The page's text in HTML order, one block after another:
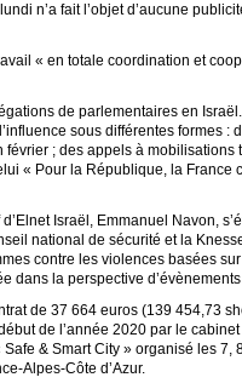
n’a fait l’objet d’aucune
« en totale coordination et
de parlementaires en
sous différentes formes :
; des appels à
« Pour la République, la France
Israël, Emmanuel Navon,
national de sécurité et la
contre les violences basées
dans la perspective
de 37 664 euros (139 454,73
de l’année 2020 par le
& Smart City » organisé les
d’Azur.